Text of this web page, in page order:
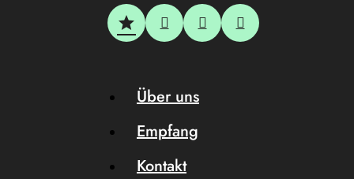
Über uns
Empfang
Kontakt